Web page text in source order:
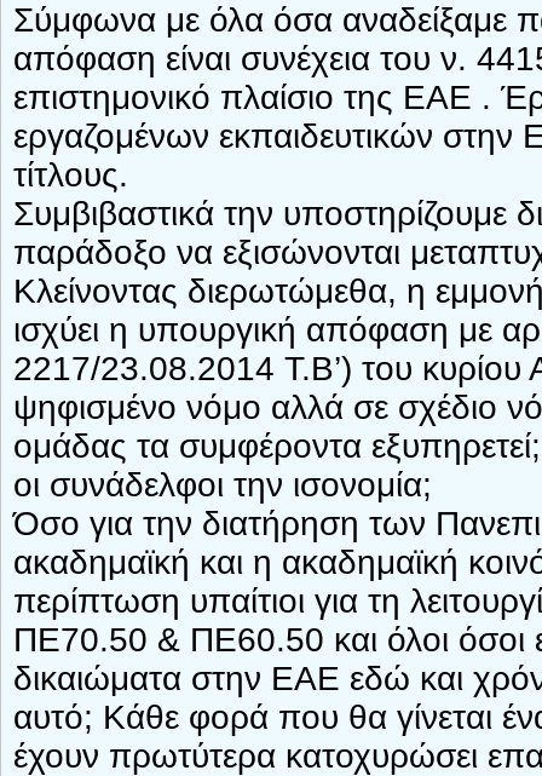
Σύμφωνα με όλα όσα αναδείξαμε
απόφαση είναι συνέχεια του ν.
επιστημονικό πλαίσιο της ΕΑΕ .
εργαζομένων εκπαιδευτικών στην
τίτλους.
Συμβιβαστικά την υποστηρίζουμε
παράδοξο να εξισώνονται
Κλείνοντας διερωτώμεθα, η
ισχύει η υπουργική απόφαση με
2217/23.08.2014 Τ.Β’) του κυρίου
ψηφισμένο νόμο αλλά σε σχέδιο
ομάδας τα συμφέροντα
οι συνάδελφοι την ισονομία;
Όσο για την διατήρηση των
ακαδημαϊκή και η ακαδημαϊκή
περίπτωση υπαίτιοι για τη
ΠΕ70.50 & ΠΕ60.50 και όλοι όσοι
δικαιώματα στην ΕΑΕ εδώ και
αυτό; Κάθε φορά που θα γίνεται
έχουν πρωτύτερα κατοχυρώσει